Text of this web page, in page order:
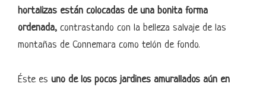
hortalizas están colocadas de una bonita forma
ordenada, contrastando con la belleza salvaje de las
montañas de Connemara como telón de fondo.
Éste es uno de los pocos jardines amurallados aún en